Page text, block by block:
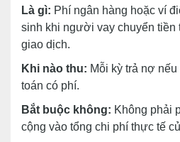
Là gì: Phí ngân hàng hoặc ví
sinh khi người vay chuyển tiền
giao dịch.
Khi nào thu: Mỗi kỳ trả nợ
toán có phí.
Bắt buộc không: Không phải
cộng vào tổng chi phí thực tế